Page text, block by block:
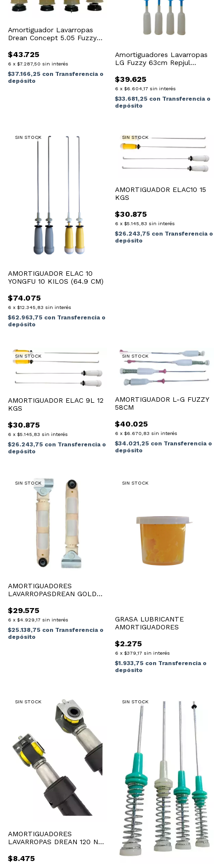
Amortiguador Lavarropas
Drean Concept 5.05 Fuzzy
$43.725
6 x $7.287,50 sin interés
$37.166,25 con Transferencia o
depósito
Amortiguadores Lavarropas
LG Fuzzy 63cm Repjul
$39.625
6 x $6.604,17 sin interés
$33.681,25 con Transferencia o
depósito
SIN STOCK
AMORTIGUADOR ELAC 10
YONGFU 10 KILOS (64.9 CM)
$74.075
6 x $12.345,83 sin interés
$62.963,75 con Transferencia o
depósito
SIN STOCK
AMORTIGUADOR ELAC10 15
KGS
$30.875
6 x $5.145,83 sin interés
$26.243,75 con Transferencia o
depósito
SIN STOCK
AMORTIGUADOR ELAC 9L 12
KGS
$30.875
6 x $5.145,83 sin interés
$26.243,75 con Transferencia o
depósito
SIN STOCK
AMORTIGUADOR L-G FUZZY
58CM
$40.025
6 x $6.670,83 sin interés
$34.021,25 con Transferencia o
depósito
SIN STOCK
AMORTIGUADORES
LAVARROPASDREAN GOLD
$29.575
6 x $4.929,17 sin interés
$25.138,75 con Transferencia o
depósito
SIN STOCK
GRASA LUBRICANTE
AMORTIGUADORES
$2.275
6 x $379,17 sin interés
$1.933,75 con Transferencia o
depósito
SIN STOCK
AMORTIGUADORES
LAVARROPAS DREAN 120 N
$8.475
SIN STOCK